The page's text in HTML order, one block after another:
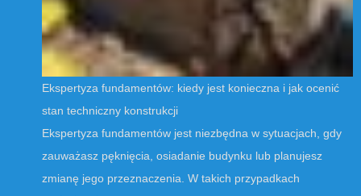
Ekspertyza fundamentów: kiedy jest konieczna i jak ocenić
stan techniczny konstrukcji
Ekspertyza fundamentów jest niezbędna w sytuacjach, gdy
zauważasz pęknięcia, osiadanie budynku lub planujesz
zmianę jego przeznaczenia. W takich przypadkach